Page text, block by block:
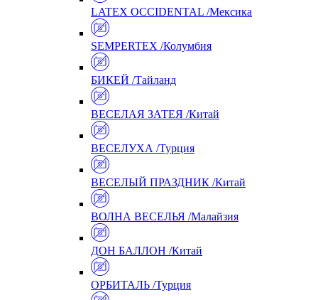
LATEX OCCIDENTAL /Мексика
SEMPERTEX /Колумбия
БИКЕЙ /Тайланд
ВЕСЕЛАЯ ЗАТЕЯ /Китай
ВЕСЕЛУХА /Турция
ВЕСЕЛЫЙ ПРАЗДНИК /Китай
ВОЛНА ВЕСЕЛЬЯ /Малайзия
ДОН БАЛЛОН /Китай
ОРБИТАЛЬ /Турция